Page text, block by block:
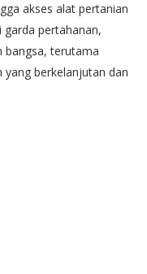
akses alat pertanian
pertahanan,
bangsa, terutama
berkelanjutan dan